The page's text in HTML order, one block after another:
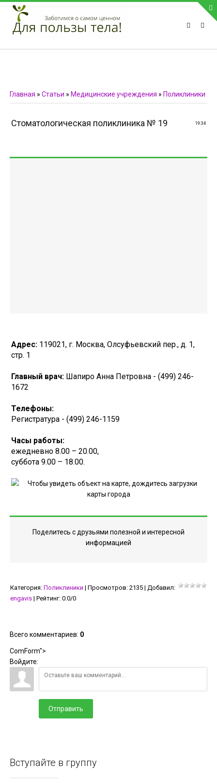
ПРИВЕТСТВУЕМ НА НАШЕМ САЙТЕ
Блок скоро обновится
Главная » Статьи » Медицинские учреждения » Поликлиники
19:34
Стоматологическая поликлиника № 19
Адрес: 119021, г. Москва, Олсуфьевский пер., д. 1,
стр. 1
Главный врач: Шапиро Анна Петровна - (499) 246-
1672
Телефоны:
Регистратура - (499) 246-1159
Часы работы:
ежедневно 8.00 – 20.00,
суббота 9.00 – 18.00.
Поделитесь с друзьями полезной и интересной
информацией
Категория: Поликлиники | Просмотров: 2135 | Добавил:
engavis | Рейтинг: 0.0/0
Всего комментариев: 0
ComForm">
Войдите:
Отправить
Вступайте в группу